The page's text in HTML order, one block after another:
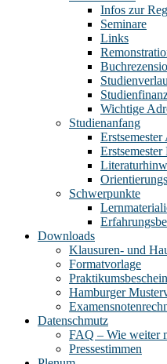
Infos zur
Seminare
Links
Wichtige
Studienanfang
Erstsemester
Schwerpunkte
Downloads
Klausuren- und
Formatvorlage
Hamburger
Datenschmutz
FAQ – Wie weiter
Pressestimmen